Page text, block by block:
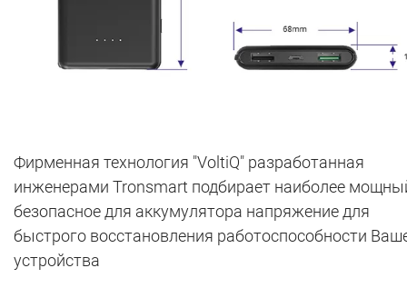
Фирменная технология "VoltiQ" разработанная
инженерами Tronsmart подбирает наиболее
безопасное для аккумулятора напряжение для
быстрого восстановления работоспособности
устройства